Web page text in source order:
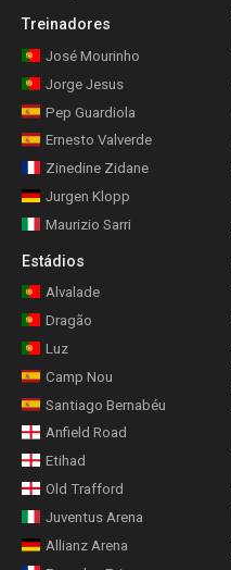
Treinadores
José Mourinho
Jorge Jesus
Pep Guardiola
Ernesto Valverde
Zinedine Zidane
Jurgen Klopp
Maurizio Sarri
Estádios
Alvalade
Dragão
Luz
Camp Nou
Santiago Bernabéu
Anfield Road
Etihad
Old Trafford
Juventus Arena
Allianz Arena